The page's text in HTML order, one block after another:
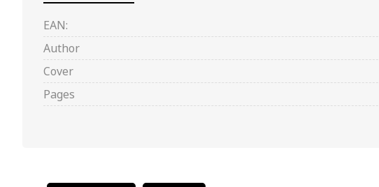
EAN:
Author
Cover
Pages